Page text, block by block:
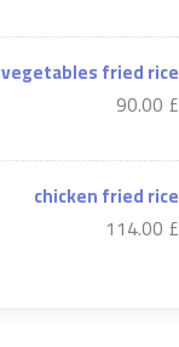
vegetables fried rice
£ 90.00
chicken fried rice
£ 114.00